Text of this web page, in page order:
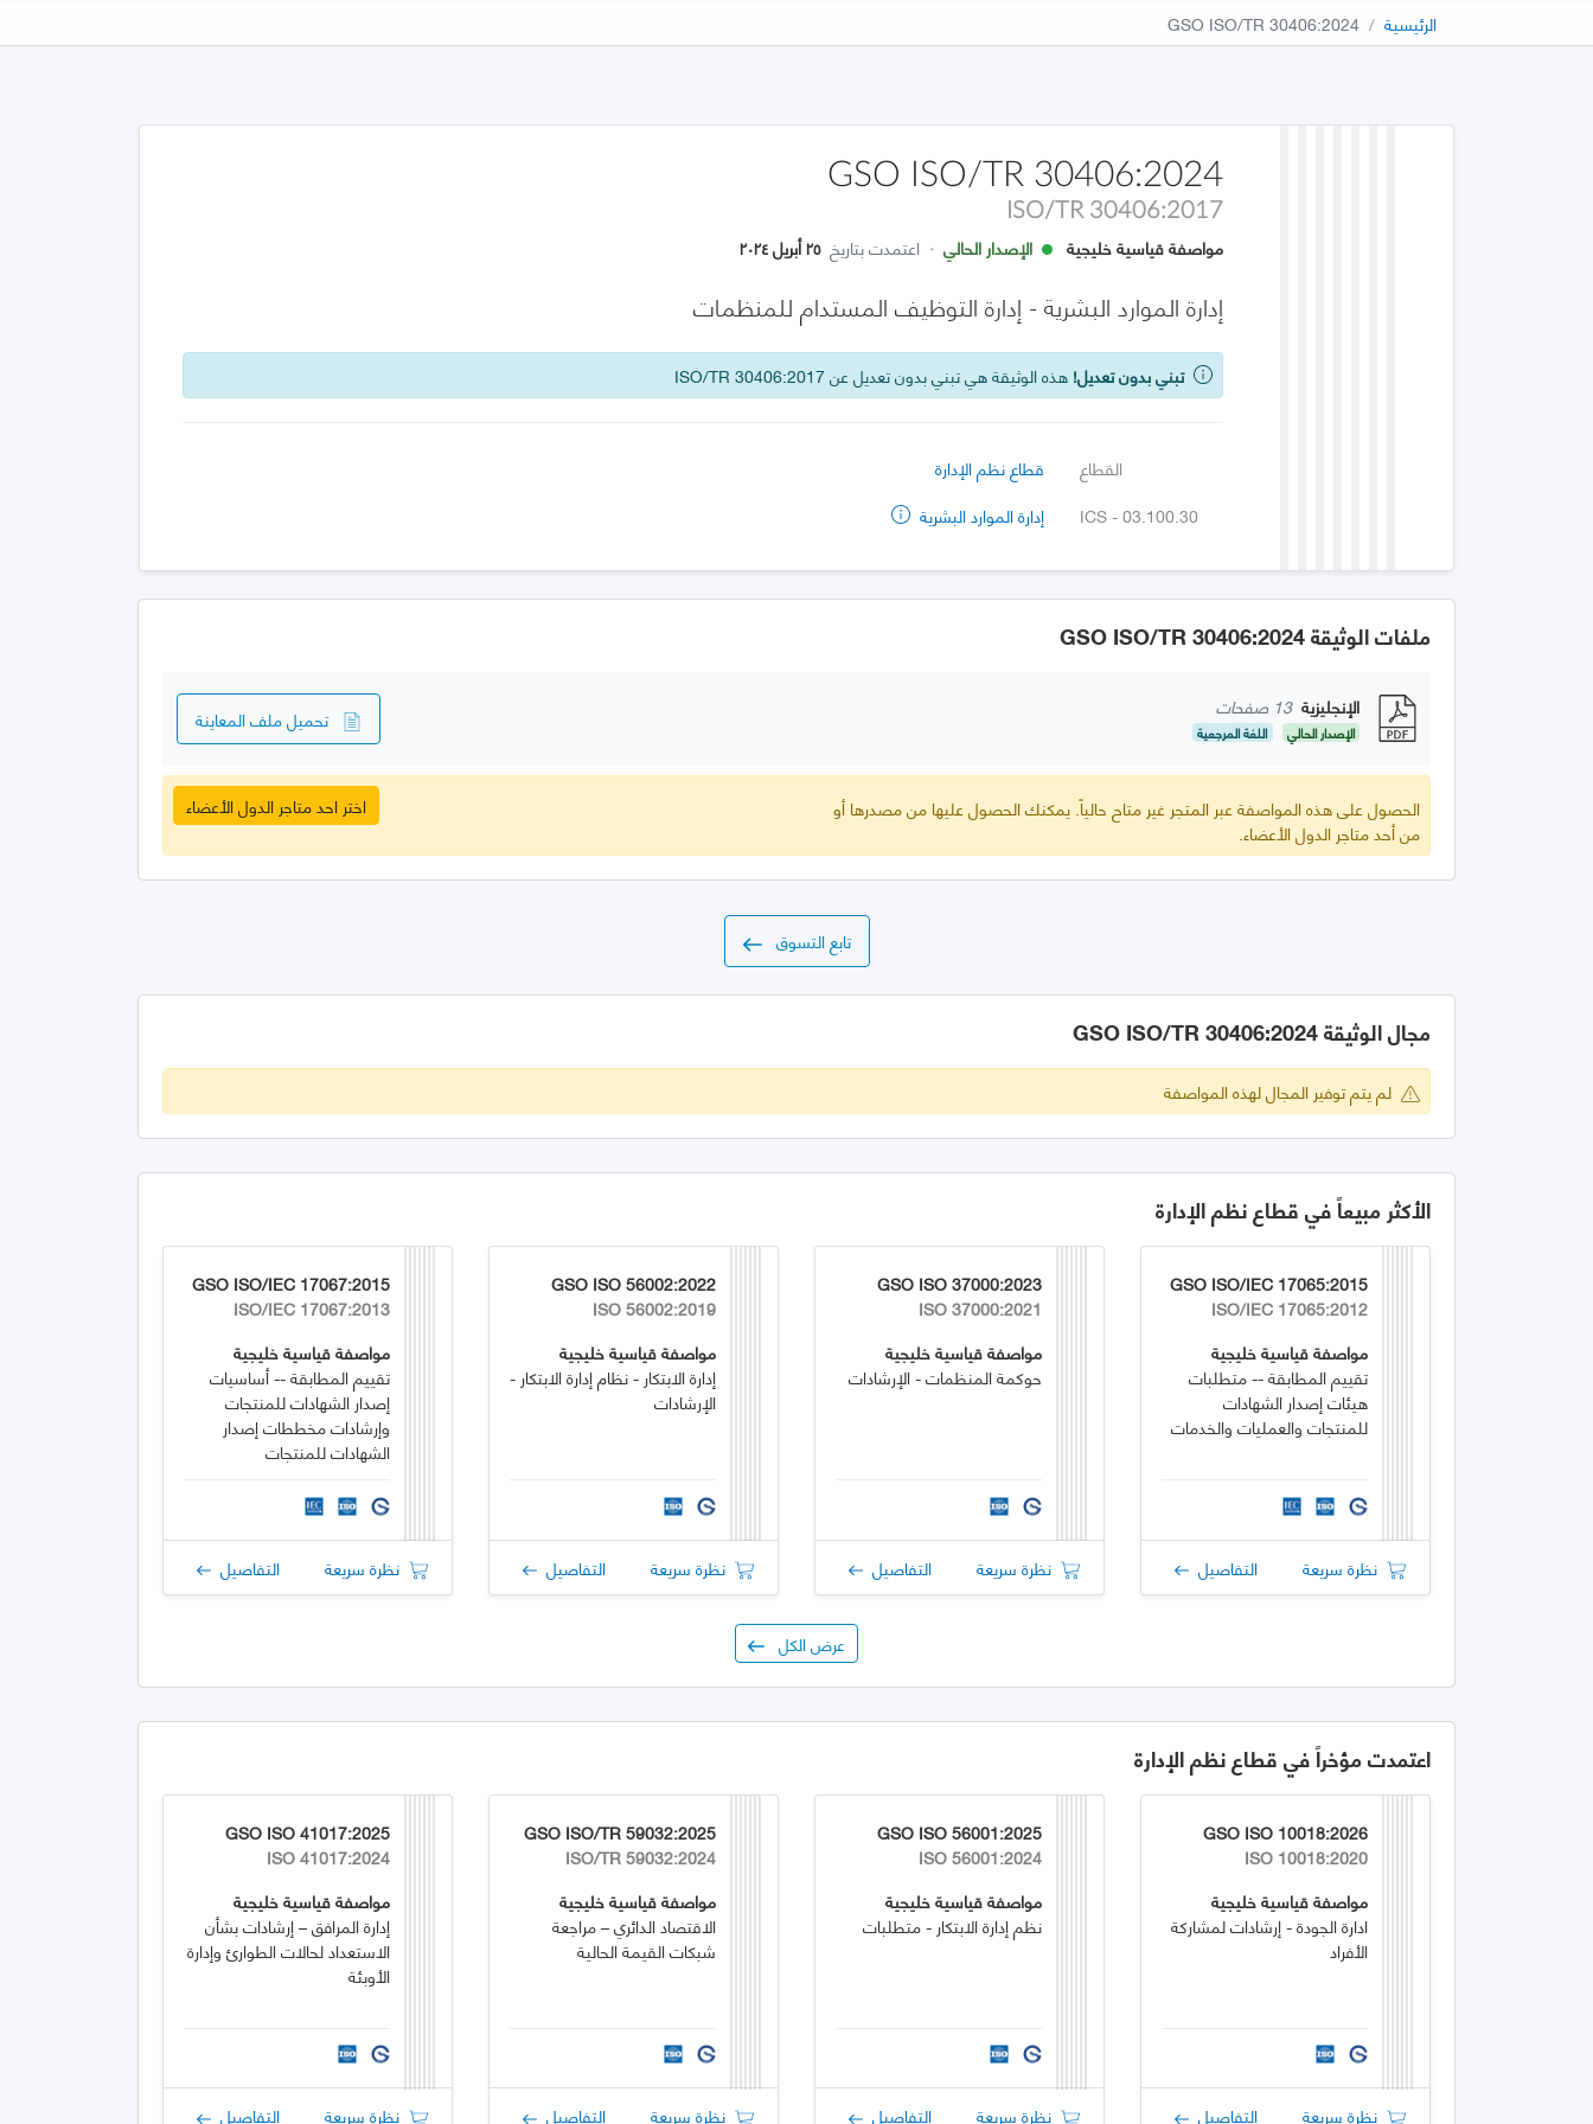
الرئيسية GSO ISO/TR 30406:2024
GSO ISO/TR 30406:2024
ISO/TR 30406:2017
مواصفة قياسية خليجية الإصدار الحالي · اعتمدت بتاريخ ٢٥ أبريل ٢٠٢٤
إدارة الموارد البشرية - إدارة التوظيف المستدام للمنظمات
تبني بدون تعديل! هذه الوثيقة هي تبني بدون تعديل عن ISO/TR 30406:2017
القطاع
قطاع نظم الإدارة
ICS - 03.100.30
إدارة الموارد البشرية
ملفات الوثيقة GSO ISO/TR 30406:2024
الإنجليزية 13 صفحات
الإصدار الحالي اللغة المرجعية تحميل ملف المعاينة
الحصول على هذه المواصفة عبر المتجر غير متاح حالياً. يمكنك الحصول عليها من مصدرها أو
من أحد متاجر الدول الأعضاء.
اختر احد متاجر الدول الأعضاء
تابع التسوق
مجال الوثيقة GSO ISO/TR 30406:2024
لم يتم توفير المجال لهذه المواصفة
الأكثر مبيعاً في قطاع نظم الإدارة
GSO ISO/IEC 17065:2015
ISO/IEC 17065:2012
مواصفة قياسية خليجية
تقييم المطابقة -- متطلبات
هيئات إصدار الشهادات
للمنتجات والعمليات والخدمات
نظرة سريعة التفاصيل
GSO ISO 37000:2023
ISO 37000:2021
مواصفة قياسية خليجية
حوكمة المنظمات - الإرشادات
نظرة سريعة التفاصيل
GSO ISO 56002:2022
ISO 56002:2019
مواصفة قياسية خليجية
إدارة الابتكار - نظام إدارة الابتكار -
الإرشادات
نظرة سريعة التفاصيل
GSO ISO/IEC 17067:2015
ISO/IEC 17067:2013
مواصفة قياسية خليجية
تقييم المطابقة -- أساسيات
إصدار الشهادات للمنتجات
وإرشادات مخططات إصدار
الشهادات للمنتجات
نظرة سريعة التفاصيل
عرض الكل
اعتمدت مؤخراً في قطاع نظم الإدارة
GSO ISO 10018:2026
ISO 10018:2020
مواصفة قياسية خليجية
ادارة الجودة - إرشادات لمشاركة
الأفراد
نظرة سريعة التفاصيل
GSO ISO 56001:2025
ISO 56001:2024
مواصفة قياسية خليجية
نظم إدارة الابتكار - متطلبات
نظرة سريعة التفاصيل
GSO ISO/TR 59032:2025
ISO/TR 59032:2024
مواصفة قياسية خليجية
الاقتصاد الدائري – مراجعة
شبكات القيمة الحالية
نظرة سريعة التفاصيل
GSO ISO 41017:2025
ISO 41017:2024
مواصفة قياسية خليجية
إدارة المرافق – إرشادات بشأن
الاستعداد لحالات الطوارئ وإدارة
الأوبئة
نظرة سريعة التفاصيل